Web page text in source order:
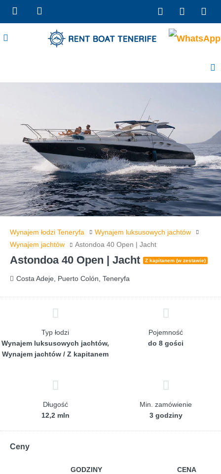
Wynajem łodzi Teneryfa
Wynajem luksusowych jachtów
Wynajem jachtów
Astondoa 40 Open | Jacht
Astondoa 40 Open | Jacht Z kapitanem (w zestawie)
Costa Adeje, Puerto Colón, Teneryfa
Typ łodzi
Wynajem luksusowych jachtów,
Wynajem jachtów / Z kapitanem
Pojemność
do 8 gości
Długość
12,2 mln
Min. zamówienie
3 godziny
Ceny
GODZINY CENA